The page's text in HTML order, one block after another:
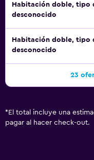
Habitación doble, tipo
desconocido
Habitación doble, tipo
desconocido
23
* El total incluye una
pagar al hacer check-out.